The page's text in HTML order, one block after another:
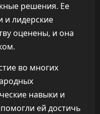
решения. Ее
и лидерские
оценены, и она
во многих
навыки и
ей достичь